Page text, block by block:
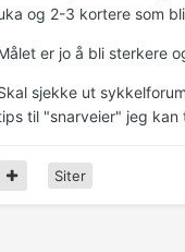
og 2-3 kortere som
er jo å bli sterkere
sjekke ut
til "snarveier" jeg kan
Siter